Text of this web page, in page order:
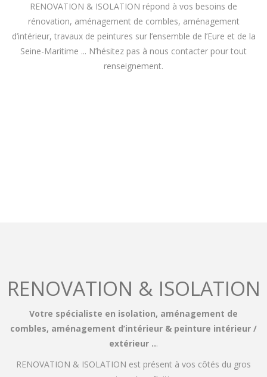
RENOVATION & ISOLATION répond à vos besoins de
rénovation, aménagement de combles, aménagement
d’intérieur, travaux de peintures sur l’ensemble de l’Eure et de la
Seine-Maritime ... N’hésitez pas à nous contacter pour tout
renseignement.
RENOVATION & ISOLATION
Votre spécialiste en isolation, aménagement de
combles, aménagement d’intérieur & peinture intérieur /
extérieur ...
RENOVATION & ISOLATION est présent à vos côtés du gros